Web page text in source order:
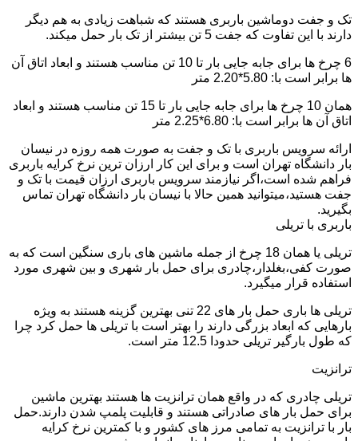
تک و جفت دوماشین باربری هستند که شباهت زیادی به هم دیگر
دارند با این تفاوت که جفت 5 تن بیشتر از تک بار حمل میکند.
6 چرخ ها برای جابه جایی بار تا 10 تن مناسب هستند و ابعاد اتاق آن
ها برابر است با: 5.80*2.20 متر
همان 10 چرخ ها برای جابه جایی بار تا 15 تن مناسب هستند و ابعاد
اتاق آن ها برابر است با: 6.80*2.25 متر
ارائه سرویس باربری با تک و جفت به صورت همه روزه در نیسان
بار دانشگاه تهران است و برای این کار ارزان ترین نرخ کرایه باربری
فراهم شده است،اگر نیازمند سرویس باربری ارزان قیمت با تک و
جفت هستید،میتوانید همین حالا با نیسان بار دانشگاه تهران تماس
بگیرید.
باربری با تریلی
تریلی یا همان 18 چرخ از جمله ماشین های باری سنگین است که به
صورت کفی،بغلدار،چادری برای حمل بار شهری و بین شهری مورد
استفاده قرار میگیرد.
تریلی ها باری حمل بار های 22 تنی بهترین گزینه هستند به ویژه
بارهایی که ابعاد بزرگی دارند را بهتر است با تریلی ها حمل کرد چرا
که طول بارگیر تریلی حدودا 12.5 متر است.
ترانزیت
تریلی چادری که در واقع همان ترانزیت ها هستند بهترین ماشین
برای حمل بار های صادراتی هستند و قابلیت پلمپ شدن دارند.حمل
بار با ترانزیت به تمامی مرز های کشور و با کمترین نرخ کرایه